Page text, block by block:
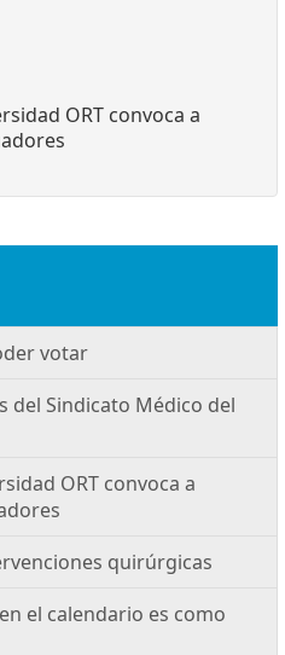
ORT convoca a
votar
del Sindicato Médico del
ORT convoca a
quirúrgicas
el calendario es como